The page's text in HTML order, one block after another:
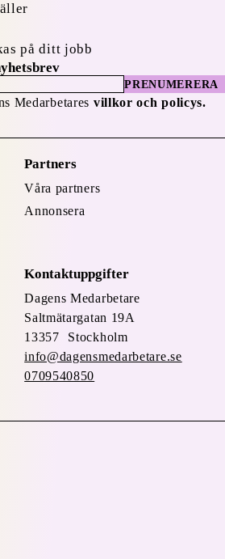
på ditt jobb
PRENUMERERA
Medarbetares villkor och policys.
Partners
Våra partners
Annonsera
Kontaktuppgifter
Dagens Medarbetare
Saltmätargatan 19A
13357 Stockholm
info@dagensmedarbetare.se
0709540850